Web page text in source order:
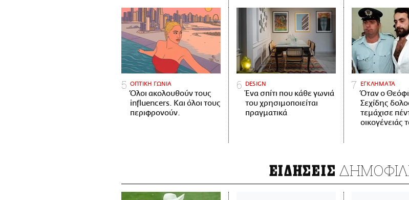
ΟΠΤΙΚΗ ΓΩΝΙΑ
Όλοι ακολουθούν τους
influencers. Και όλοι τους
περιφρονούν.
DESIGN
Ένα σπίτι που κάθε γωνιά
του χρησιμοποιείται
πραγματικά
ΕΓΚΛΗΜΑΤΑ
Όταν ο
Σεχίδης
τεμάχισε
οικογένειάς
ΕΙΔΗΣΕΙΣ